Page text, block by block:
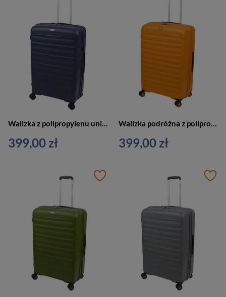
Walizka z polipropylenu unisex Dielle 100 duża na 4 kółkach granatowa
399,00 zł
Walizka podróżna z polipropylenu unisex Dielle 100 twarda duża pomarańczowa
399,00 zł